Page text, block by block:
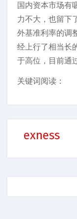
国内资本市场有
力不大，也留下
外基准利率的调
经上行了相当长
于高位，目前通
关键词阅读：
exness